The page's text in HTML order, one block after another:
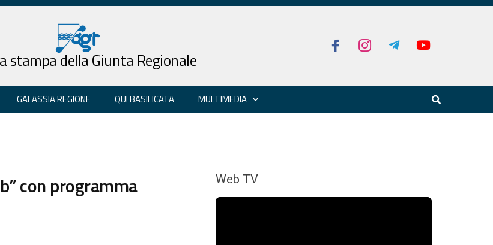
stampa della Giunta Regionale
GALASSIA REGIONE QUI BASILICATA MULTIMEDIA
con programma
Web TV